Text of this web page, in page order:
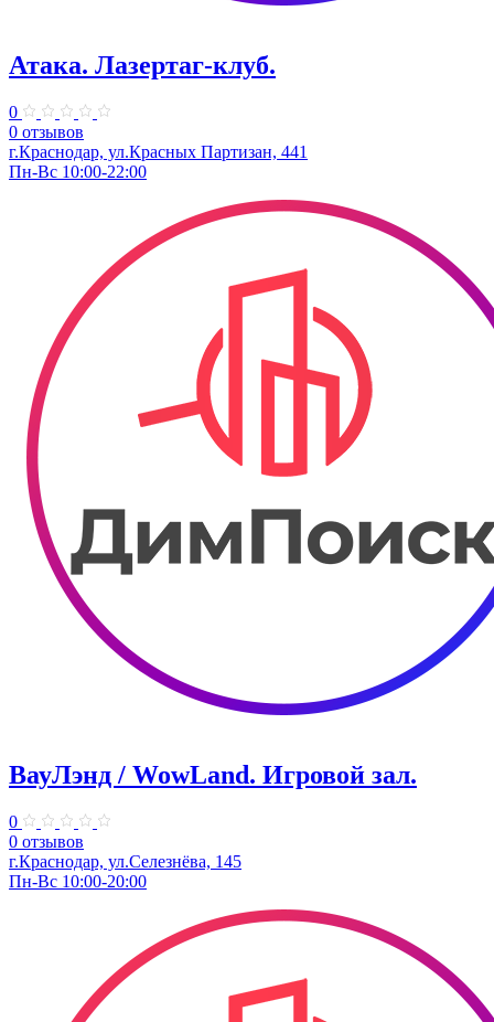
Атака. ​Лазертаг-клуб.
0
0 отзывов
г.Краснодар, ул.Красных Партизан, 441
Пн-Вс 10:00-22:00
ВауЛэнд / WowLand. ​Игровой зал.
0
0 отзывов
г.Краснодар, ул.Селезнёва, 145
Пн-Вс 10:00-20:00